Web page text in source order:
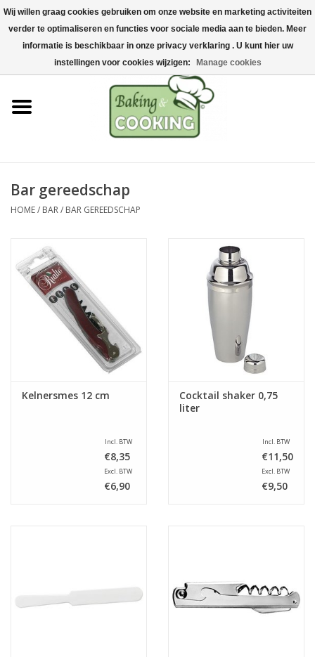
Home
Bak-& kookgerei
Machines & onderdelen
Chocolade & ijsbereiding
Hygiëne & opslag
Grondstoffen & Presentatie
Acties
Bar gereedschap
HOME/ BAR/ BAR GEREEDSCHAP
Kelnersmes 12 cm
Incl. BTW
€8,35
Excl. BTW
€6,90
Cocktail shaker 0,75
liter
Incl. BTW
€11,50
Excl. BTW
€9,50
Wij willen graag cookies gebruiken om onze website en marketing activiteiten
verder te optimaliseren en functies voor sociale media aan te bieden. Meer
informatie is beschikbaar in onze privacy verklaring . U kunt hier uw
instellingen voor cookies wijzigen:
Manage cookies